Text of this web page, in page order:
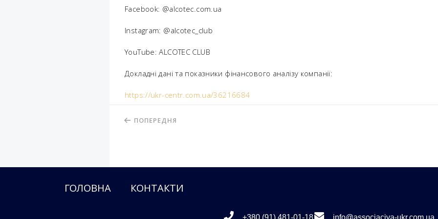
Facebook: @alcotec.com.ua
Instagram: @alcotec_club
YouTube: ALCOTEC CLUB
Докладні дані та показники фінансового аналізу компанії:
https://ukr-centr.com.ua/36216684
ПОПЕРЕДНЯ
ГОЛОВНА КОНТАКТИ
+380 (91) 481-01-18 info@associaciya-ukr.com.ua